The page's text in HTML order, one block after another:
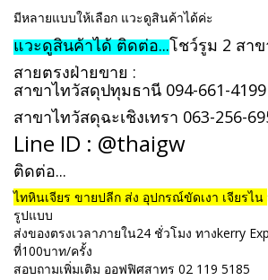
มีหลายแบบให้เลือก แวะดูสินค้าได้ค่ะ
แวะดูสินค้าได้ ติดต่อ...โชว์รูม 2 สา
สายตรงฝ่ายขาย :
สาขาไทวัสดุปทุมธานี 094-661-4199
สาขาไทวัสดุฉะเชิงเทรา 063-256-
Line ID : @thaigw
ติดต่อ...
ไทหินเจียร ขายปลีก ส่ง อุปกรณ์ขัดเงา เจียรไน
รูปแบบ
ส่งของตรงเวลาภายใน24 ชั่วโมง ทางkerry
ที่100บาท/ครั้ง
สอบถามเพิ่มเติม ออฟฟิศสาทร 02 119 5185